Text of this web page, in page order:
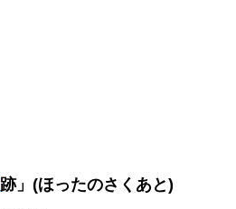
跡」(ほったのさくあと)